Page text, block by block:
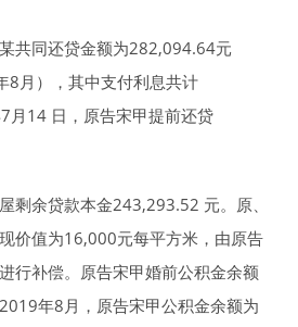
共同还贷金额为282,094.64元
8月），其中支付利息共计
14 日，原告宋甲提前还贷
剩余贷款本金243,293.52 元。原、
价值为16,000元每平方米，由原告
行补偿。原告宋甲婚前公积金余额
年8月，原告宋甲公积金余额为